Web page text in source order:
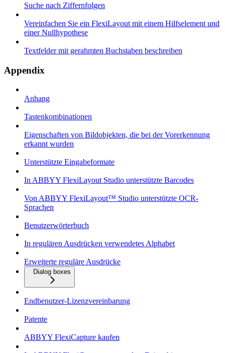
Suche nach Ziffernfolgen
Vereinfachen Sie ein FlexiLayout mit einem Hilfselement und
einer Nullhypothese
Textfelder mit gerahmten Buchstaben beschreiben
Appendix
Anhang
Tastenkombinationen
Eigenschaften von Bildobjekten, die bei der Vorerkennung
erkannt wurden
Unterstützte Eingabeformate
In ABBYY FlexiLayout Studio unterstützte Barcodes
Von ABBYY FlexiLayout™ Studio unterstützte OCR-
Sprachen
Benutzerwörterbuch
In regulären Ausdrücken verwendetes Alphabet
Erweiterte reguläre Ausdrücke
Dialog boxes
Endbenutzer-Lizenzvereinbarung
Patente
ABBYY FlexiCapture kaufen